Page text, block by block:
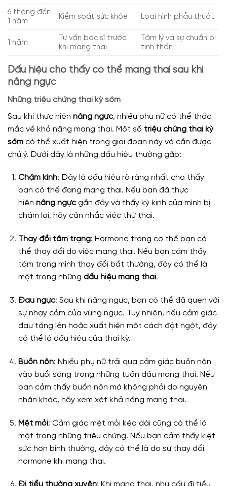
6 tháng đến
1 năm
Kiểm soát sức khỏe Loại hình phẫu thuật
1 năm
Tư vấn bác sĩ trước
khi mang thai
Tâm lý và sự chuẩn bị
tinh thần
Dấu hiệu cho thấy có thể mang thai sau khi
nâng ngực
Những triệu chứng thai kỳ sớm
Sau khi thực hiện nâng ngực, nhiều phụ nữ có thể thắc
mắc về khả năng mang thai. Một số triệu chứng thai kỳ
sớm có thể xuất hiện trong giai đoạn này và cần được
chú ý. Dưới đây là những dấu hiệu thường gặp:
Chậm kinh: Đây là dấu hiệu rõ ràng nhất cho thấy
bạn có thể đang mang thai. Nếu bạn đã thực
hiện nâng ngựcgần đây và thấy kỳ kinh của mình bị
chậm lại, hãy cân nhắc việc thử thai.
Thay đổi tâm trạng: Hormone trong cơ thể bạn có
thể thay đổi do việc mang thai. Nếu bạn cảm thấy
tâm trạng mình thay đổi bất thường, đây có thể là
một trong những dấu hiệu mang thai.
Đau ngực: Sau khi nâng ngực, bạn có thể đã quen với
sự nhạy cảm của vùng ngực. Tuy nhiên, nếu cảm giác
đau tăng lên hoặc xuất hiện một cách đột ngột, đây
có thể là dấu hiệu của thai kỳ.
Buồn nôn: Nhiều phụ nữ trải qua cảm giác buồn nôn
vào buổi sáng trong những tuần đầu mang thai. Nếu
bạn cảm thấy buồn nôn mà không phải do nguyên
nhân khác, hãy xem xét khả năng mang thai.
Mệt mỏi: Cảm giác mệt mỏi kéo dài cũng có thể là
một trong những triệu chứng. Nếu bạn cảm thấy kiệt
sức hơn bình thường, đây có thể là do sự thay đổi
hormone khi mang thai.